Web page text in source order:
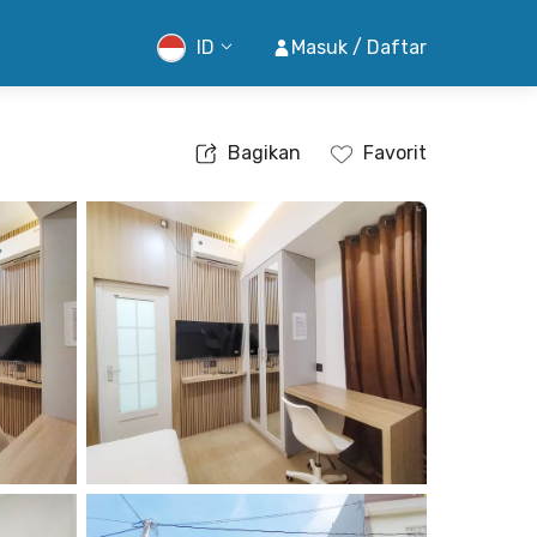
ID Masuk / Daftar
Bagikan Favorit